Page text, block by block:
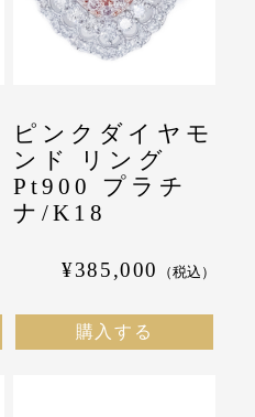
ピンクダイヤモ
ンド リング
Pt900 プラチ
ナ/K18
¥385,000 （税込）
購入する